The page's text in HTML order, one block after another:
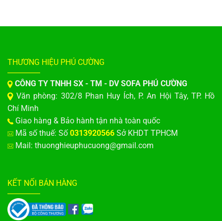
THƯƠNG HIỆU PHÚ CƯỜNG
CÔNG TY TNHH SX - TM - DV SOFA PHÚ CƯỜNG
Văn phòng: 302/8 Phan Huy Ích, P. An Hội Tây, TP. Hồ
Chí Minh
Giao hàng & Bảo hành tận nhà toàn quốc
Mã số thuế: Số0313920566 Sở KHDT TPHCM
Mail: thuonghieuphucuong@gmail.com
KẾT NỐI BÁN HÀNG